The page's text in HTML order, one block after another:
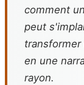
comment
peut
transformer
en une
rayon.